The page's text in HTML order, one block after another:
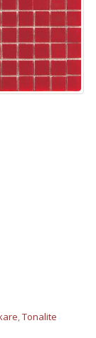
,Tonalite